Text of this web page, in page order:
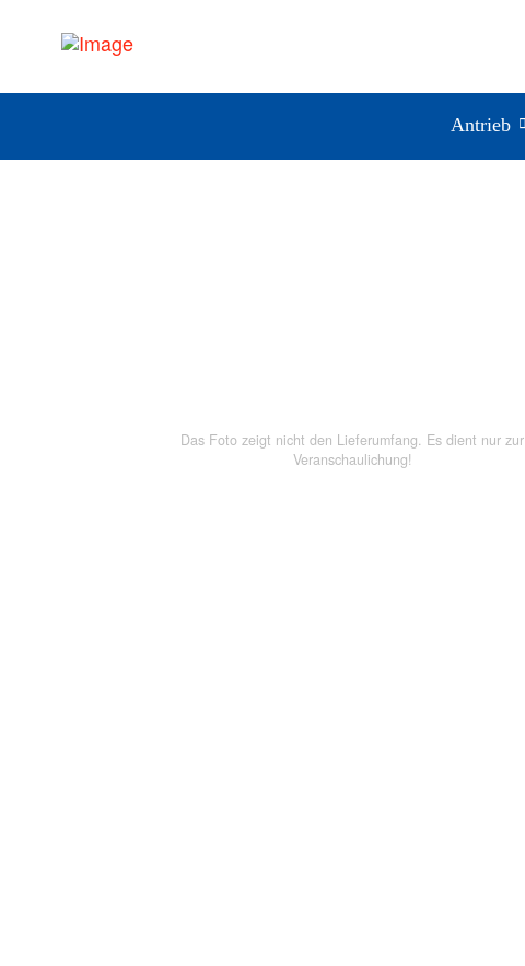
Antrieb
Das Foto zeigt nicht den Lieferumfang. Es dient nur zur
Veranschaulichung!